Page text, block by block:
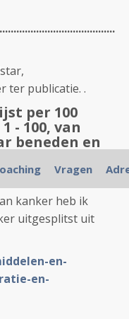
ter publicatie. .
per 100
- 100, van
beneden en
kanker heb ik
uitgesplitst uit
en-
en-
Vragen